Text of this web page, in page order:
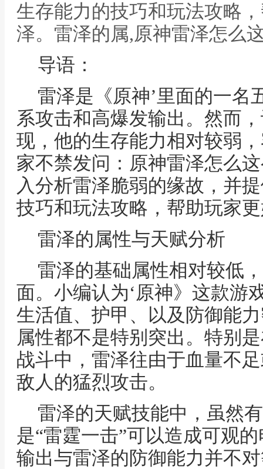
生存能力的技巧和玩法攻略
泽。雷泽的属,原神雷泽怎么
导语：
雷泽是《原神’里面的一名
系攻击和高爆发输出。然而
现，他的生存能力相对较弱
家不禁发问：原神雷泽怎么
入分析雷泽脆弱的缘故，并
技巧和玩法攻略，帮助玩家
雷泽的属性与天赋分析
雷泽的基础属性相对较低
面。小编认为‘原神》这款游
生活值、护甲、以及防御能
属性都不是特别突出。特别
战斗中，雷泽往由于血量不
敌人的猛烈攻击。
雷泽的天赋技能中，虽然
是“雷霆一击”可以造成可观
输出与雷泽的防御能力并不